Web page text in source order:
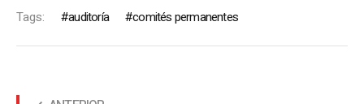
Tags: auditoría comités permanentes